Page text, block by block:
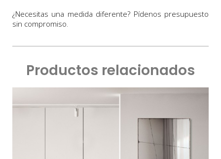
¿Necesitas una medida diferente? Pídenos presupuesto
sin compromiso.
Productos relacionados